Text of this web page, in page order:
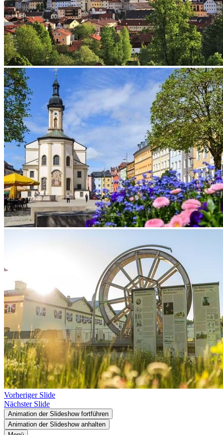
Vorheriger Slide
Nächster Slide
Animation der Slideshow fortführen
Animation der Slideshow anhalten